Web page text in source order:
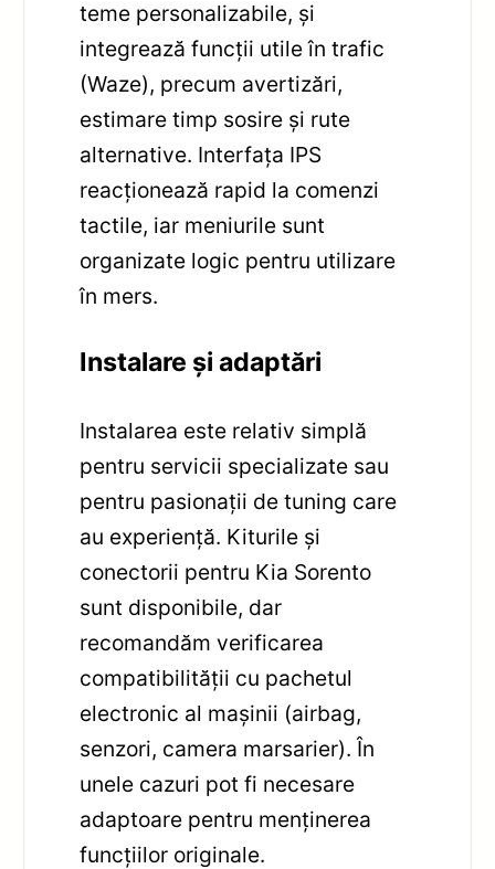
teme personalizabile, și
integrează funcții utile în trafic
(Waze), precum avertizări,
estimare timp sosire și rute
alternative. Interfața IPS
reacționează rapid la comenzi
tactile, iar meniurile sunt
organizate logic pentru utilizare
în mers.
Instalare și adaptări
Instalarea este relativ simplă
pentru servicii specializate sau
pentru pasionații de tuning care
au experiență. Kiturile și
conectorii pentru Kia Sorento
sunt disponibile, dar
recomandăm verificarea
compatibilității cu pachetul
electronic al mașinii (airbag,
senzori, camera marsarier). În
unele cazuri pot fi necesare
adaptoare pentru menținerea
funcțiilor originale.